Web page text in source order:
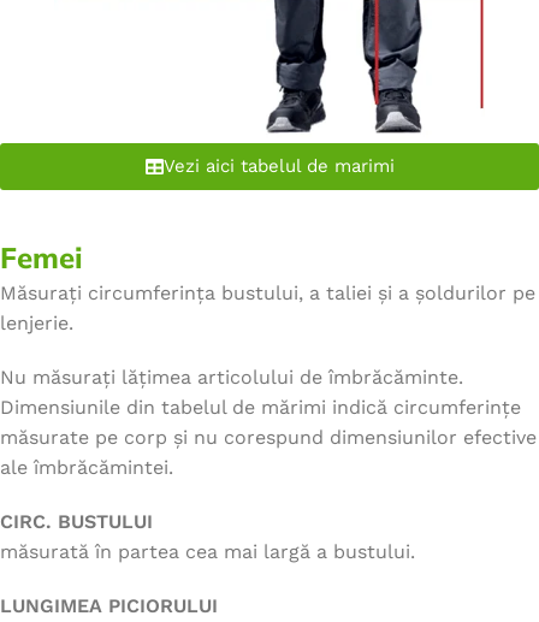
Vezi aici tabelul de marimi
Femei
Măsurați circumferința bustului, a taliei și a șoldurilor pe
lenjerie.
Nu măsurați lățimea articolului de îmbrăcăminte.
Dimensiunile din tabelul de mărimi indică circumferințe
măsurate pe corp și nu corespund dimensiunilor efective
ale îmbrăcămintei.
CIRC. BUSTULUI
măsurată în partea cea mai largă a bustului.
LUNGIMEA PICIORULUI